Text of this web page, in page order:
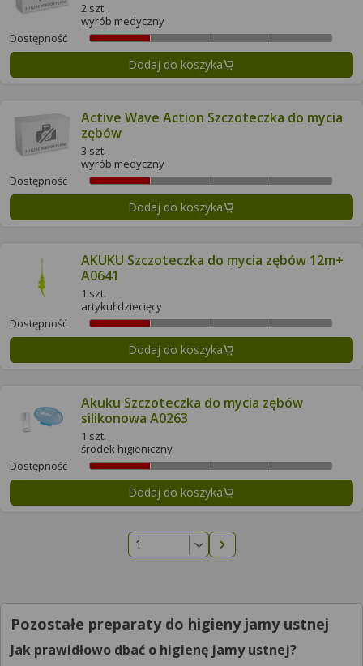
2 szt.
wyrób medyczny
Dostępność
Dodaj do koszyka
Active Wave Action Szczoteczka do mycia
zębów
3 szt.
wyrób medyczny
Dostępność
Dodaj do koszyka
AKUKU Szczoteczka do mycia zębów 12m+
A0641
1 szt.
artykuł dziecięcy
Dostępność
Dodaj do koszyka
Akuku Szczoteczka do mycia zębów
silikonowa A0263
1 szt.
środek higieniczny
Dostępność
Dodaj do koszyka
Następna strona
Pozostałe preparaty do higieny jamy ustnej
Jak prawidłowo dbać o higienę jamy ustnej?